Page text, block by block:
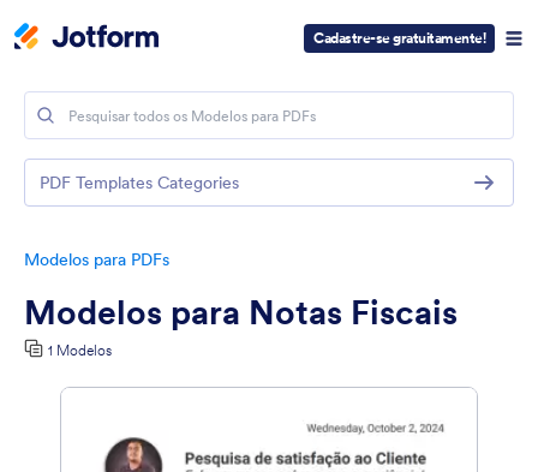
Cadastre-se gratuitamente!
Modelos para PDFs
Modelos para Notas Fiscais
1 Modelos
PDF Templates Categories